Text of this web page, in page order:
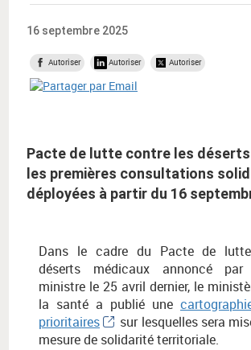
16 septembre 2025
Autoriser Autoriser Autoriser
Pacte de lutte contre les déserts
les premières consultations
déployées à partir du 16
Dans le cadre du Pacte de
déserts médicaux annoncé
ministre le 25 avril dernier, le
la santé a publié une
prioritaires
sur lesquelles sera
mesure de solidarité territoriale.